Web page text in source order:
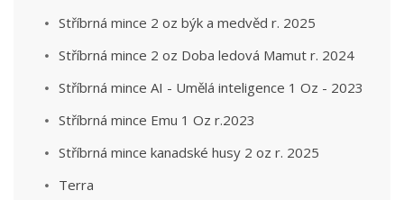
Stříbrná mince 2 oz býk a medvěd r. 2025
Stříbrná mince 2 oz Doba ledová Mamut r. 2024
Stříbrná mince AI - Umělá inteligence 1 Oz - 2023
Stříbrná mince Emu 1 Oz r.2023
Stříbrná mince kanadské husy 2 oz r. 2025
Terra